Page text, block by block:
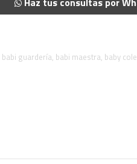
babi guardería, babi maestra, baby